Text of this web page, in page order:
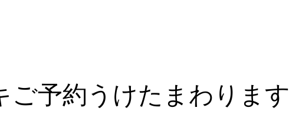
ご予約うけたまわります